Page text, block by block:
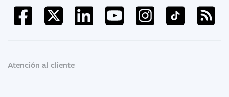
Atención al cliente